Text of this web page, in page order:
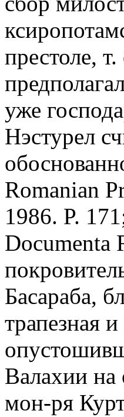
престоле,
уже
Нэстурел
Romanian
1986. P.
Documenta
Басараба,
трапезная
Валахии на
мон-ря